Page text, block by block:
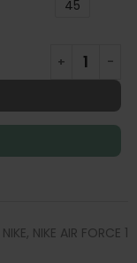
45
NIKE, NIKE AIR FORCE 1